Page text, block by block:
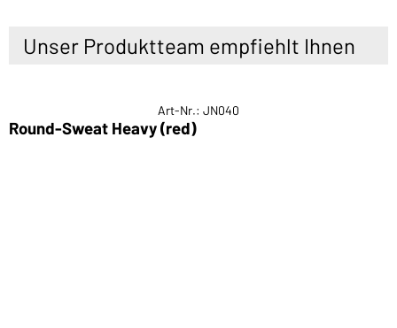
Unser Produktteam empfiehlt Ihnen